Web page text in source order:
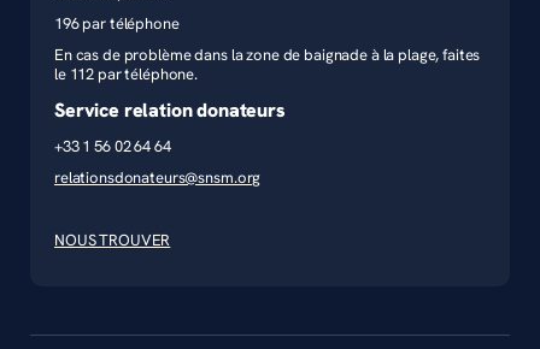
196 par téléphone
En cas de problème dans la zone de baignade à la plage, faites
le 112 par téléphone.
Service relation donateurs
+33 1 56 02 64 64
relationsdonateurs@snsm.org
NOUS TROUVER